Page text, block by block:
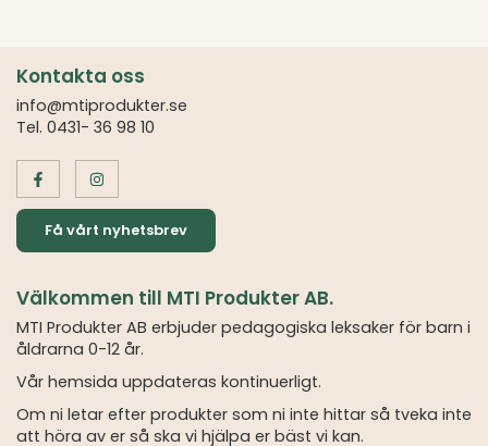
Kontakta oss
info@mtiprodukter.se
Tel. 0431- 36 98 10
Få vårt nyhetsbrev
Välkommen till MTI Produkter AB.
MTI Produkter AB erbjuder pedagogiska leksaker för barn i
åldrarna 0-12 år.
Vår hemsida uppdateras kontinuerligt.
Om ni letar efter produkter som ni inte hittar så tveka inte
att höra av er så ska vi hjälpa er bäst vi kan.